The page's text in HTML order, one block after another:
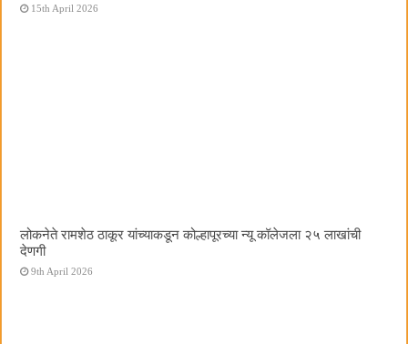
15th April 2026
लोकनेते रामशेठ ठाकूर यांच्याकडून कोल्हापूरच्या न्यू कॉलेजला २५ लाखांची
देणगी
9th April 2026